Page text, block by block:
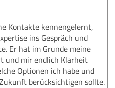
Kontakte kennengelernt,
ins Gespräch und
Er hat im Grunde meine
und mir endlich Klarheit
Optionen ich habe und
berücksichtigen sollte.